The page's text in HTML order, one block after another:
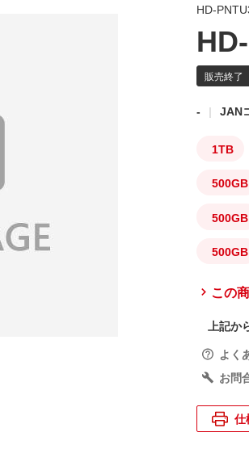
HD-
- JAN
1TB
500GB
500GB
500GB
この
上記か
よく
お問
仕